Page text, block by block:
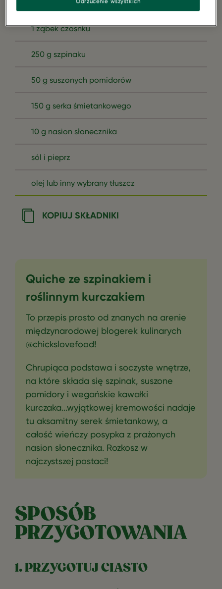
1 ząbek czosnku
250 g szpinaku
50 g suszonych pomidorów
150 g serka śmietankowego
10 g nasion słonecznika
sól i pieprz
olej lub inny wybrany tłuszcz
KOPIUJ SKŁADNIKI
Quiche ze szpinakiem i
roślinnym kurczakiem
To przepis prosto od znanych na arenie
międzynarodowej blogerek kulinarych
@chickslovefood!
Chrupiąca podstawa i soczyste wnętrze,
na które składa się szpinak, suszone
pomidory i wegańskie kawałki
kurczaka...wyjątkowej kremowości nadaje
tu aksamitny serek śmietankowy, a
całość wieńczy posypka z prażonych
nasion słonecznika. Rozkosz w
najczystszej postaci!
SPOSÓB
PRZYGOTOWANIA
1. PRZYGOTUJ CIASTO